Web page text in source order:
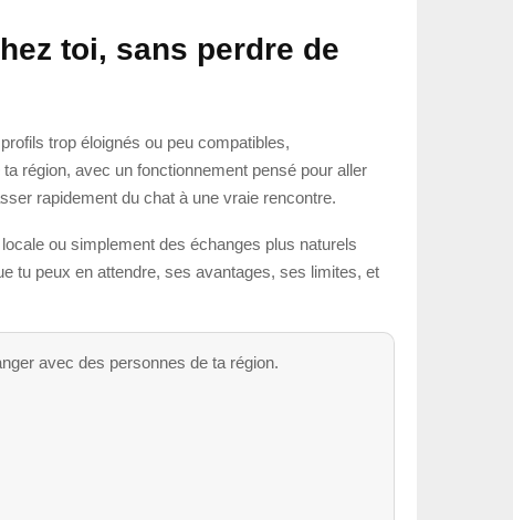
toi, sans perdre de
trop éloignés ou peu compatibles,
région, avec un fonctionnement pensé pour aller
rapidement du chat à une vraie rencontre.
ou simplement des échanges plus naturels
tu peux en attendre, ses avantages, ses limites, et
avec des personnes de ta région.